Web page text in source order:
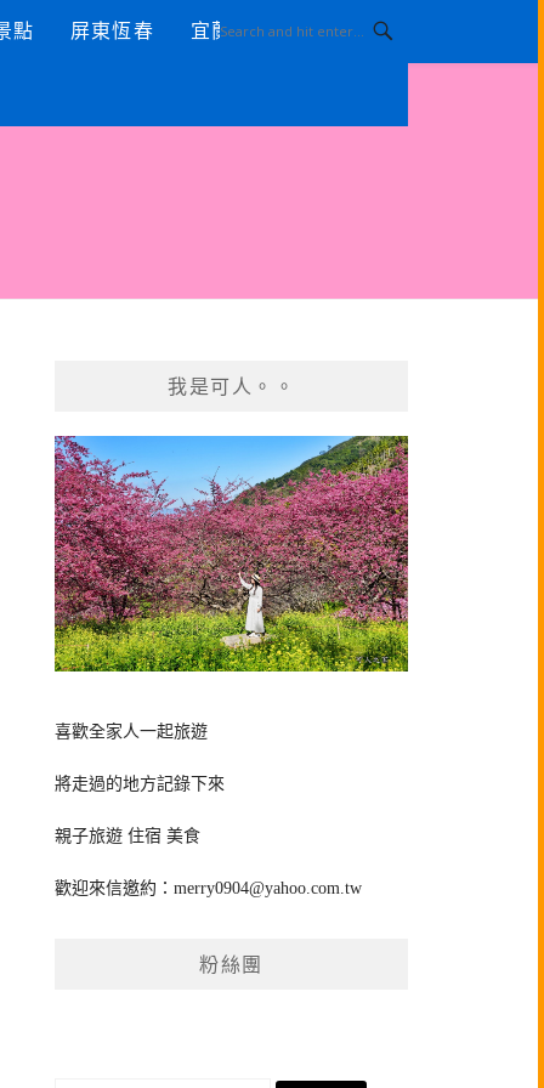
點 屏東恆春 宜蘭景點
我是可人。。
喜歡全家人一起旅遊
將走過的地方記錄下來
親子旅遊 住宿 美食
歡迎來信邀約：merry0904@yahoo.com.tw
粉絲團